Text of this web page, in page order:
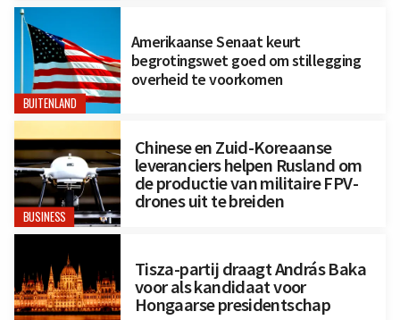
BUITENLAND
Amerikaanse Senaat keurt
begrotingswet goed om stillegging
overheid te voorkomen
BUSINESS
Chinese en Zuid-Koreaanse
leveranciers helpen Rusland om
de productie van militaire FPV-
drones uit te breiden
Tisza-partij draagt András Baka
voor als kandidaat voor
Hongaarse presidentschap